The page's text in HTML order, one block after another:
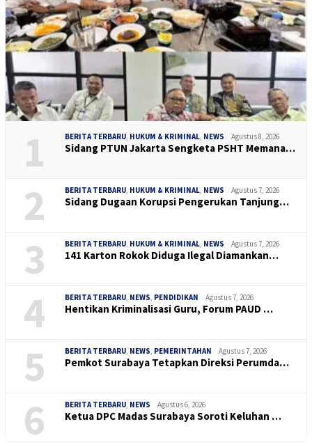
1 BERITA TERBARU, HUKUM & KRIMINAL, NEWS Agustus 8, 2026
Sidang PTUN Jakarta Sengketa PSHT Memana…
2 BERITA TERBARU, HUKUM & KRIMINAL, NEWS Agustus 7, 2026
Sidang Dugaan Korupsi Pengerukan Tanjung…
3 BERITA TERBARU, HUKUM & KRIMINAL, NEWS Agustus 7, 2026
141 Karton Rokok Diduga Ilegal Diamankan…
4 BERITA TERBARU, NEWS, PENDIDIKAN Agustus 7, 2026
Hentikan Kriminalisasi Guru, Forum PAUD …
5 BERITA TERBARU, NEWS, PEMERINTAHAN Agustus 7, 2026
Pemkot Surabaya Tetapkan Direksi Perumda…
6 BERITA TERBARU, NEWS Agustus 6, 2026
Ketua DPC Madas Surabaya Soroti Keluhan …